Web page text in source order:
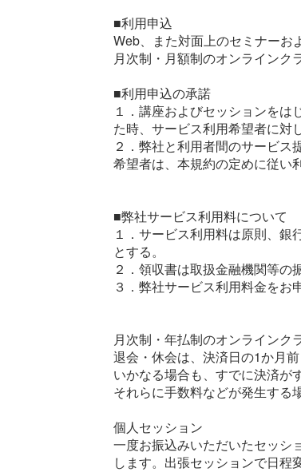
■利用申込
Web、また対面上のセミナーお
月次制・月額制のオンラインク
■利用申込の承諾
１．講座およびセッションを
た時、サービス利用希望者に対
２．弊社と利用者間のサービ
希望者は、本規約の定めに従い
■弊社サービス利用料について
１．サービス利用料は原則、
とする。
２．領収書は取扱金融機関等の
３．弊社サービス利用料金をお
月次制・年払制のオンラインク
退会・休会は、決済日の1か月
いかなる場合も、すでに決済が
それらに手数料などが発生する
個人セッション
一度お振込みいただいたセッシ
します。出張セッションで日程